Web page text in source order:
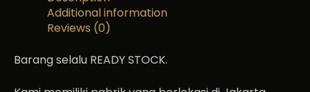
Additional information
Reviews (0)
Barang selalu READY STOCK.